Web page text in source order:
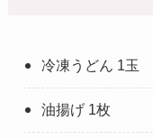
冷凍うどん 1玉
油揚げ 1枚